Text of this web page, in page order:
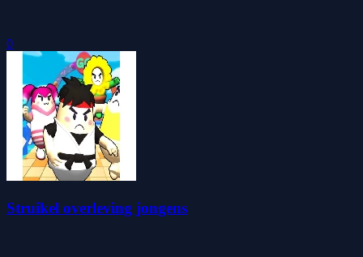
0
Struikel overleving jongens